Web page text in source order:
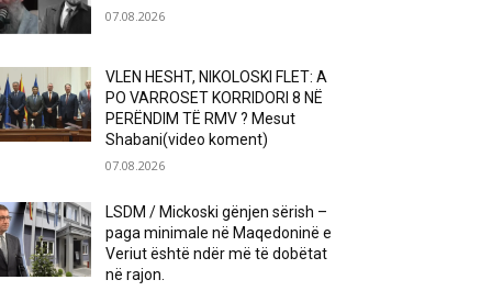
07.08.2026
VLEN HESHT, NIKOLOSKI FLET: A
PO VARROSET KORRIDORI 8 NË
PERËNDIM TË RMV ? Mesut
Shabani(video koment)
07.08.2026
LSDM / Mickoski gënjen sërish –
paga minimale në Maqedoninë e
Veriut është ndër më të dobëtat
në rajon.